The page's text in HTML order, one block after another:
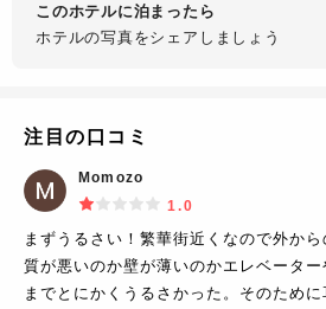
このホテルに泊まったら
ホテルの写真をシェアしましょう
注目の口コミ
Momozo
1.0
まずうるさい！繁華街近くなので外か
質が悪いのか壁が薄いのかエレベータ
までとにかくうるさかった。そのため